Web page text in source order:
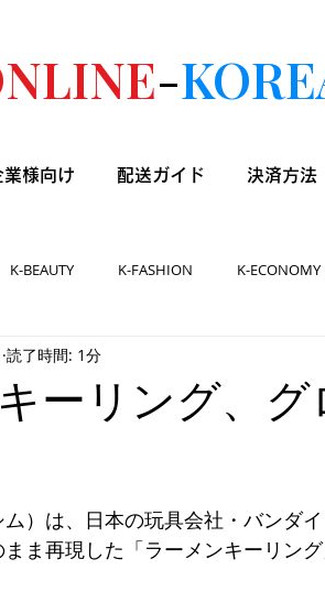
-
業様向け 配送ガイド 決済方法
K-BEAUTY K-FASHION K-ECONOMY
ーリング、グ
読了時間: 1分
）は、日本の玩具会社・バンダ
ま再現した「ラーメンキーリン